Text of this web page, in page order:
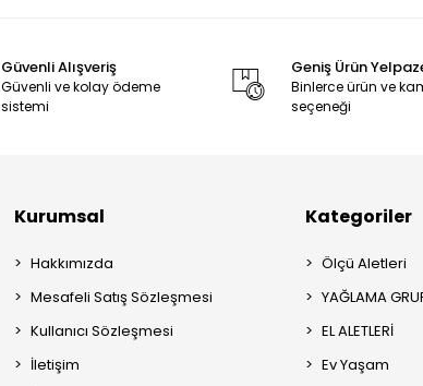
Güvenli Alışveriş
Güvenli ve kolay ödeme
sistemi
Geniş Ürün
Binlerce ürün ve
seçeneği
Kurumsal
Hakkımızda
Mesafeli Satış Sözleşmesi
Kullanıcı Sözleşmesi
İletişim
Kategoriler
Ölçü Aletleri
YAĞLAMA
EL ALETLERİ
Ev Yaşam